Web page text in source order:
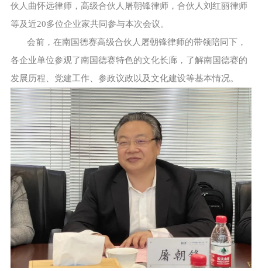
伙人曲怀远律师，高级合伙人屠朝锋律师，合伙人刘红丽律师
等及近20多位企业家共同参与本次会议。
会前，在南国德赛高级合伙人屠朝锋律师的带领陪同下，
各企业单位参观了南国德赛特色的文化长廊，了解南国德赛的
发展历程、党建工作、参政议政以及文化建设等基本情况。